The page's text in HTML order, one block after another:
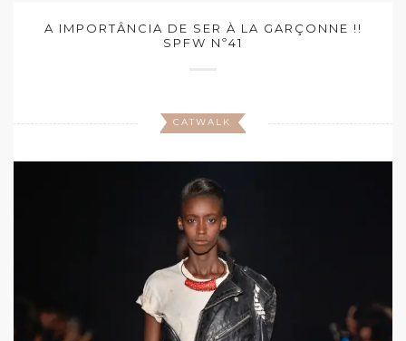
A IMPORTÂNCIA DE SER À LA GARÇONNE !!
SPFW Nº41
CATWALK